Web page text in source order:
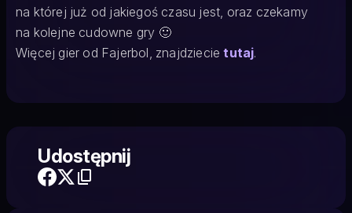
na której już od jakiegoś czasu jest, oraz czekamy
na kolejne cudowne gry 🙂
Więcej gier od Fajerbol, znajdziecietutaj.
Udostępnij